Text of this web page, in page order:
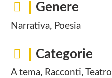
Genere
Narrativa, Poesia
Categorie
A tema, Racconti, Teatro